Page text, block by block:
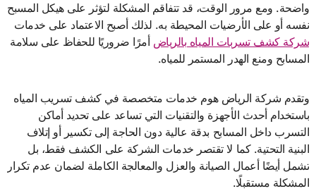
واضحة. ومع مرور الوقت، قد تتفاقم المشكلة لتؤثر على هيكل المسبح
نفسه أو على الأرضيات المحيطة به. لذلك أصبح الاعتماد على خدمات
شركة كشف تسربات المياه بالرياض أمرًا ضروريًا للحفاظ على سلامة
المسابح ومنع الهدر المستمر للمياه.
وتقدم شركة الرياض هوم خدمات متخصصة في كشف تسريب المياه
باستخدام أحدث الأجهزة والتقنيات التي تساعد على تحديد أماكن
التسرب داخل المسابح بدقة عالية دون الحاجة إلى تكسير أو إتلاف
البنية التحتية. كما لا تقتصر خدمات الشركة على الكشف فقط، بل
تشمل أيضًا أعمال الصيانة والعزل والمعالجة الكاملة لضمان عدم تكرار
المشكلة مستقبلًا.